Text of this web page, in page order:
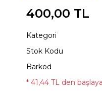
400,00 TL
Kategori
Stok Kodu
Barkod
* 41,44 TL den